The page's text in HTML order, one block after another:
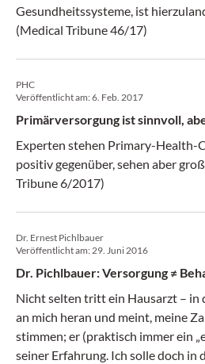
Gesundheitssysteme, ist
(Medical Tribune 46/17)
PHC
Veröffentlicht am:6. Feb. 2017
Primärversorgung ist sinnvoll,
Experten stehen Primary-Health-
positiv gegenüber, sehen aber
Tribune 6/2017)
Dr. Ernest Pichlbauer
Veröffentlicht am:29. Juni 2016
Dr. Pichlbauer: Versorgung ≠
Nicht selten tritt ein Hausarzt – in
an mich heran und meint, meine
stimmen; er (praktisch immer ein
seiner Erfahrung. Ich solle doch in